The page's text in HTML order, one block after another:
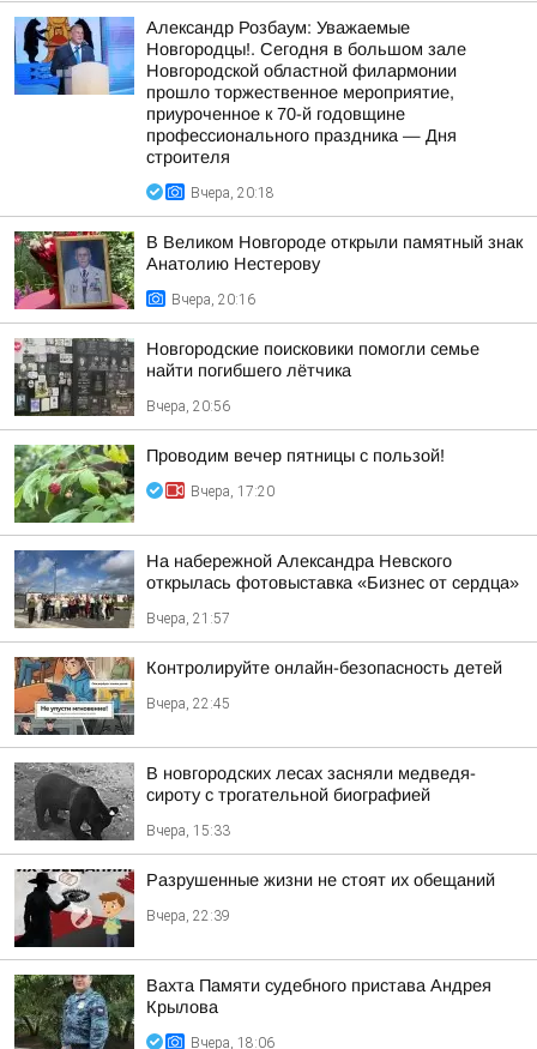
Александр Розбаум: Уважаемые
Новгородцы!. Сегодня в большом зале
Новгородской областной филармонии
прошло торжественное мероприятие,
приуроченное к 70-й годовщине
профессионального праздника — Дня
строителя
Вчера, 20:18
В Великом Новгороде открыли памятный знак
Анатолию Нестерову
Вчера, 20:16
Новгородские поисковики помогли семье
найти погибшего лётчика
Вчера, 20:56
Проводим вечер пятницы с пользой!
Вчера, 17:20
На набережной Александра Невского
открылась фотовыставка «Бизнес от сердца»
Вчера, 21:57
Контролируйте онлайн-безопасность детей
Вчера, 22:45
В новгородских лесах засняли медведя-
сироту с трогательной биографией
Вчера, 15:33
Разрушенные жизни не стоят их обещаний
Вчера, 22:39
Вахта Памяти судебного пристава Андрея
Крылова
Вчера, 18:06